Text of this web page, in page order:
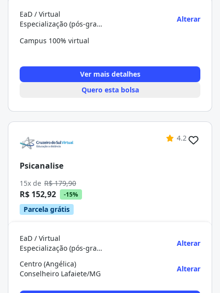
EaD / Virtual
Especialização (pós-graduação)
Alterar
Campus 100% virtual
Ver mais detalhes
Quero esta bolsa
4.2
Psicanalise
15x de R$ 179,90
R$ 152,92 -15%
Parcela grátis
EaD / Virtual
Especialização (pós-graduação)
Alterar
Centro (Angélica)
Conselheiro Lafaiete/MG
Alterar